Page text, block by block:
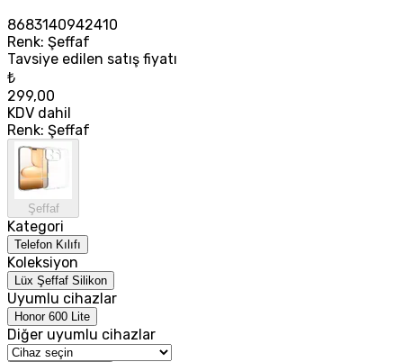
8683140942410
Renk: Şeffaf
Tavsiye edilen satış fiyatı
₺
299,00
KDV dahil
Renk: Şeffaf
Şeffaf
Kategori
Telefon Kılıfı
Koleksiyon
Lüx Şeffaf Silikon
Uyumlu cihazlar
Honor 600 Lite
Diğer uyumlu cihazlar